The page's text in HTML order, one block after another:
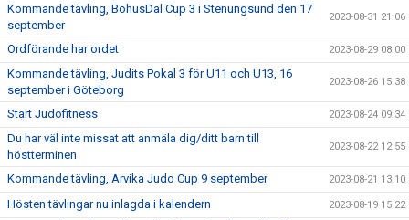
Kommande tävling, BohusDal Cup 3 i Stenungsund den 17
september
2023-08-31 21:06
Ordförande har ordet 2023-08-29 08:00
Kommande tävling, Judits Pokal 3 för U11 och U13, 16
september i Göteborg
2023-08-26 15:38
Start Judofitness 2023-08-24 09:34
Du har väl inte missat att anmäla dig/ditt barn till
höstterminen
2023-08-22 12:55
Kommande tävling, Arvika Judo Cup 9 september 2023-08-21 13:10
Hösten tävlingar nu inlagda i kalendern 2023-08-19 15:22